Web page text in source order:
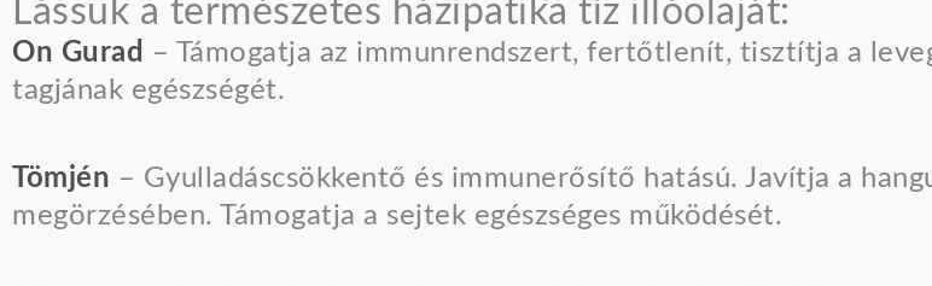
Lássuk a természetes házipatika tíz illóolaját:
On Gurad – Támogatja az immunrendszert, fertőtlenít, tisztítja a
tagjának egészségét.
Tömjén – Gyulladáscsökkentő és immunerősítő hatású. Javítja a
megörzésében. Támogatja a sejtek egészséges működését.